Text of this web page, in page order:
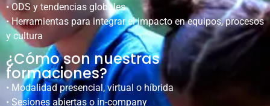
• ODS y tendencias globales
• Herramientas para integrar el impacto en equipos, procesos
y cultura
¿Cómo son nuestras
formaciones?
• Modalidad presencial, virtual o híbrida
• Sesiones abiertas o in-company